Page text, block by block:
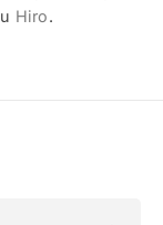
Hiro.